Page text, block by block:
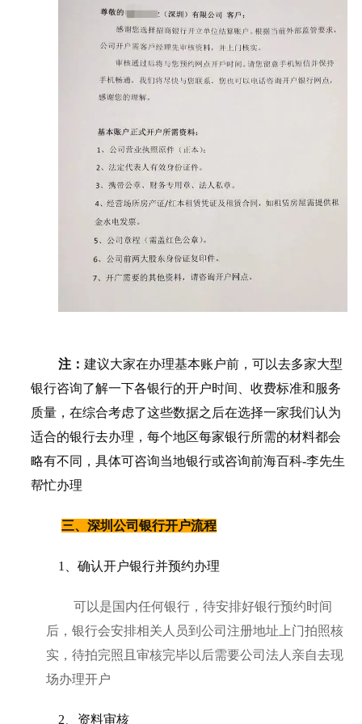
注：建议大家在办理基本账户前，可以去多家大型
银行咨询了解一下各银行的开户时间、收费标准和服务
质量，在综合考虑了这些数据之后在选择一家我们认为
适合的银行去办理，每个地区每家银行所需的材料都会
略有不同，具体可咨询当地银行或咨询前海百科-李先生
帮忙办理
三、深圳公司银行开户流程
1、确认开户银行并预约办理
可以是国内任何银行，待安排好银行预约时间
后，银行会安排相关人员到公司注册地址上门拍照核
实，待拍完照且审核完毕以后需要公司法人亲自去现
场办理开户
2、资料审核